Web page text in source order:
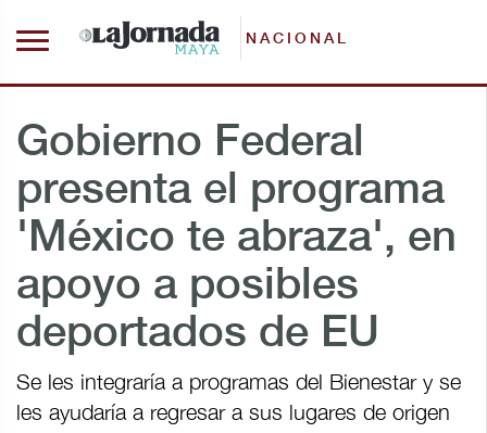
NACIONAL
Gobierno Federal
presenta el programa
'México te abraza', en
apoyo a posibles
deportados de EU
Se les integraría a programas del Bienestar y se
les ayudaría a regresar a sus lugares de origen